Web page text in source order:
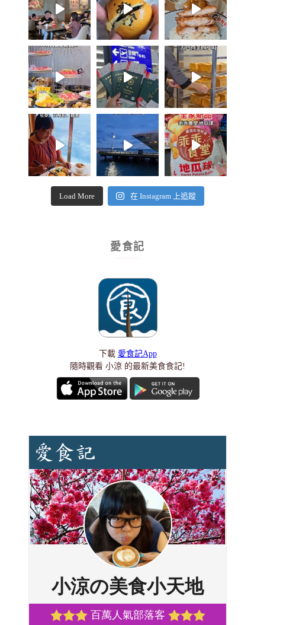
Load More 在 Instagram 上追蹤
愛食記
下載 愛食記App
隨時觀看 小涼 的最新美食食記!